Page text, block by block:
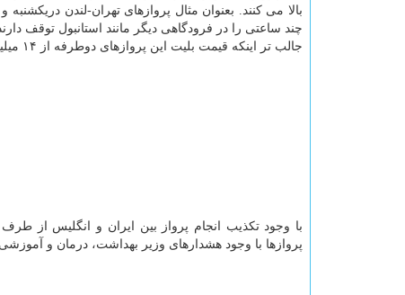
بالا می کنند. بعنوان مثال پروازهای تهران-لندن
چند ساعتی را در فرودگاهی دیگر مانند استانبول توقف
جالب تر اینکه قیمت بلیت این پروازهای دوطرفه از ۱۴ میلیون تومان تا ۸۲ میلیون تومان متفاوت می باشد.
با وجود تکذیب انجام پرواز بین ایران و انگلیس از
پروازها با وجود هشدارهای وزیر بهداشت، درمان و